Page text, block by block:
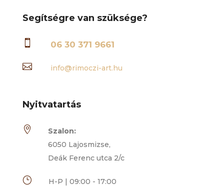
Segítségre van szüksége?
 06 30 371 9661
 info@rimoczi-art.hu
Nyitvatartás

Szalon:
6050 Lajosmizse,
Deák Ferenc utca 2/c
} H-P | 09:00 - 17:00